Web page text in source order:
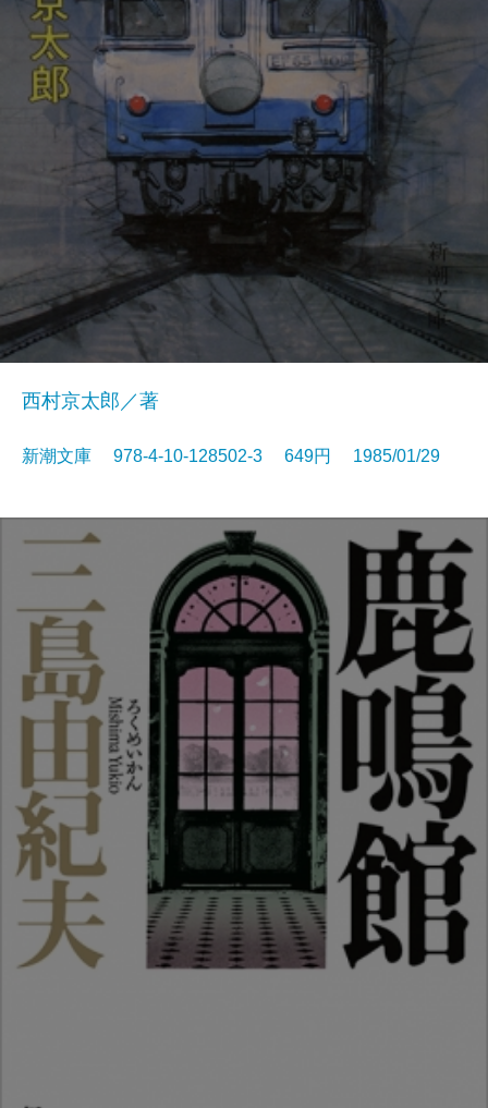
西村京太郎／著
新潮文庫 978-4-10-128502-3 649円 1985/01/29